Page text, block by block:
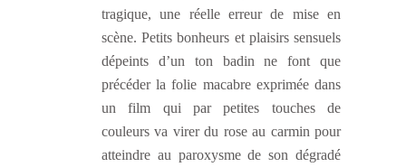
tragique, une réelle erreur de mise en
scène. Petits bonheurs et plaisirs sensuels
dépeints d’un ton badin ne font que
précéder la folie macabre exprimée dans
un film qui par petites touches de
couleurs va virer du rose au carmin pour
atteindre au paroxysme de son dégradé